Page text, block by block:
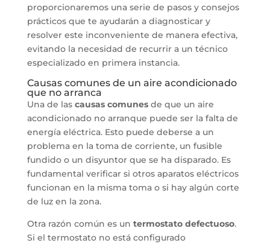
proporcionaremos una serie de pasos y consejos
prácticos que te ayudarán a diagnosticar y
resolver este inconveniente de manera efectiva,
evitando la necesidad de recurrir a un técnico
especializado en primera instancia.
Causas comunes de un aire acondicionado
que no arranca
Una de las causas comunesde que un aire
acondicionado no arranque puede ser la falta de
energía eléctrica. Esto puede deberse a un
problema en la toma de corriente, un fusible
fundido o un disyuntor que se ha disparado. Es
fundamental verificar si otros aparatos eléctricos
funcionan en la misma toma o si hay algún corte
de luz en la zona.
Otra razón común es un termostato defectuoso.
Si el termostato no está configurado